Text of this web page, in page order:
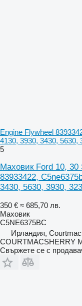
Engine Flywheel
4130, 3930, 3430, 5630,
5
Маховик Ford 10, 30
83933422,
3430, 5630, 3930,
350 € ≈ 685,70 лв.
Маховик
C5NE6375BC
Ирландия,
COURTMACSHERRY
Свържете се с